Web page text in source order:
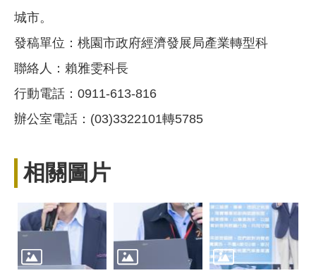
城市。
發稿單位：桃園市政府經濟發展局產業轉型科
聯絡人：賴雅雯科長
行動電話：0911-613-816
辦公室電話：(03)3322101轉5785
相關圖片